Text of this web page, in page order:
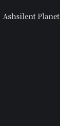
Ashsilent Planet